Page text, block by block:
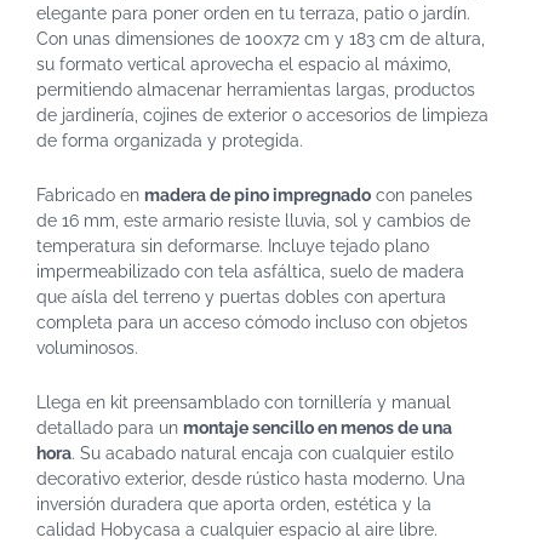
elegante para poner orden en tu terraza, patio o jardín.
Con unas dimensiones de 100x72 cm y 183 cm de altura,
su formato vertical aprovecha el espacio al máximo,
permitiendo almacenar herramientas largas, productos
de jardinería, cojines de exterior o accesorios de limpieza
de forma organizada y protegida.
Fabricado en madera de pino impregnado con paneles
de 16 mm, este armario resiste lluvia, sol y cambios de
temperatura sin deformarse. Incluye tejado plano
impermeabilizado con tela asfáltica, suelo de madera
que aísla del terreno y puertas dobles con apertura
completa para un acceso cómodo incluso con objetos
voluminosos.
Llega en kit preensamblado con tornillería y manual
detallado para un montaje sencillo en menos de una
hora. Su acabado natural encaja con cualquier estilo
decorativo exterior, desde rústico hasta moderno. Una
inversión duradera que aporta orden, estética y la
calidad Hobycasa a cualquier espacio al aire libre.